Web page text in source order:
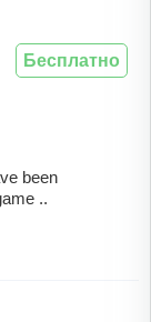
been
..
Бесплатно